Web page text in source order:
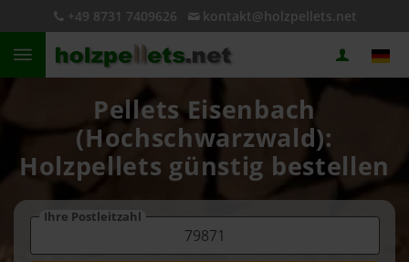
+49 8731 7409626 kontakt@holzpellets.net
Pellets Eisenbach
(Hochschwarzwald):
Holzpellets günstig bestellen
Ihre Postleitzahl